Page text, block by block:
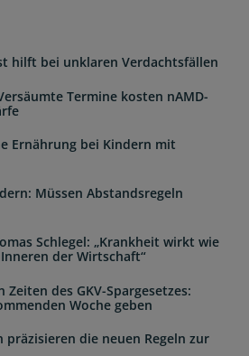
hilft bei unklaren Verdachtsfällen
Termine kosten nAMD-
Ernährung bei Kindern mit
Müssen Abstandsregeln
Schlegel: „Krankheit wirkt wie
der Wirtschaft“
des GKV-Spargesetzes:
Woche geben
präzisieren die neuen Regeln zur